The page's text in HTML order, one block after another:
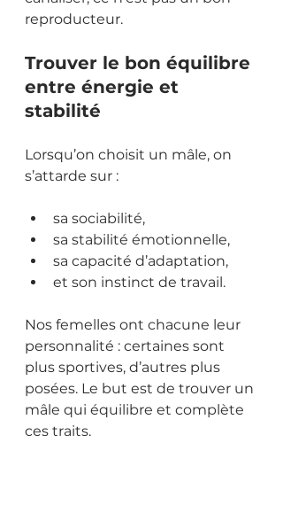
reproducteur.
Trouver le bon équilibre
entre énergie et
stabilité
Lorsqu’on choisit un mâle, on
s’attarde sur :
sa sociabilité,
sa stabilité émotionnelle,
sa capacité d’adaptation,
et son instinct de travail.
Nos femelles ont chacune leur
personnalité : certaines sont
plus sportives, d’autres plus
posées. Le but est de trouver un
mâle qui équilibre et complète
ces traits.